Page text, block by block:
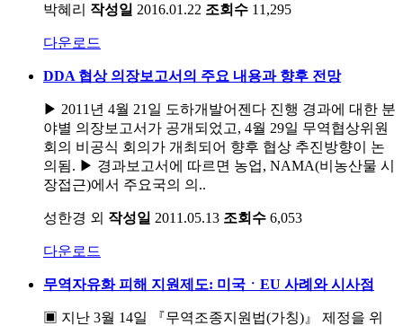
박혜리 작성일 2016.01.22 조회수 11,295
다운로드
DDA 협상 의장보고서의 주요 내용과 향후 전망
▶ 2011년 4월 21일 도하개발어젠다 진행 경과에 대한 분
야별 의장보고서가 공개되었고, 4월 29일 무역협상위원
회의 비공식 회의가 개최되어 향후 협상 추진방향이 논
의됨. ▶ 경과보고서에 따르면 농업, NAMA(비농산물 시
장접근)에서 주요국의 의..
성한경 외 작성일 2011.05.13 조회수 6,053
다운로드
무역자유화 피해 지원제도: 미국ㆍEU 사례와 시사점
▣ 지난 3월 14일 『무역조종지원법(가칭)』 제정을 위